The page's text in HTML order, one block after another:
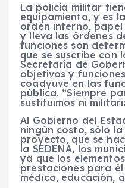
La policía militar
equipamiento, y es
orden interno,
y lleva las órdenes
funciones son
que se suscribe con
Secretaría de
objetivos y
coadyuve en las
pública. “Siempre
sustituimos ni
Al Gobierno del
ningún costo, sólo
proyecto, que se
la SEDENA, los
ya que los
prestaciones para
médico, educación,